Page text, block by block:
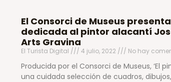
El Consorci de Museus
dedicada al pintor alacantí
Arts Gravina
El Turista Digital 4 julio, 2022 No hay
Producida por el Consorci de Museus, ‘El
una cuidada selección de cuadros,